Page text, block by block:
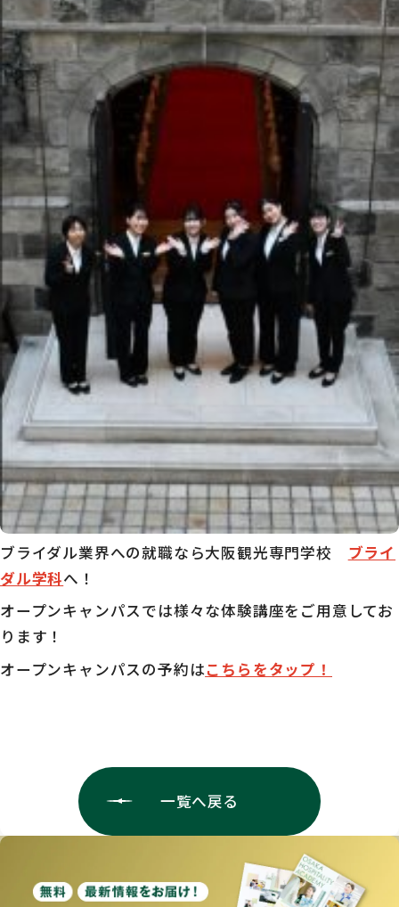
ブライダル業界への就職なら大阪観光専門学校 ブライ
ダル学科へ！
オープンキャンパスでは様々な体験講座をご用意してお
ります！
オープンキャンパスの予約はこちらをタップ！
一覧へ戻る